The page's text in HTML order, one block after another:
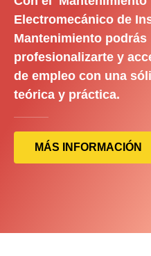
Electromecánico de
Mantenimiento podrás
profesionalizarte y
de empleo con una
teórica y práctica.
MÁS INFORMACIÓN